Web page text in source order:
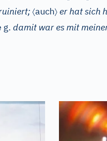
〈auch〉 er hat sich
g. damit war es mit